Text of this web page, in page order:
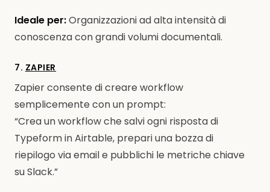
Ideale per:Organizzazioni ad alta intensità di
conoscenza con grandi volumi documentali.
7. ZAPIER
Zapier consente di creare workflow
semplicemente con un prompt:
“Crea un workflow che salvi ogni risposta di
Typeform in Airtable, prepari una bozza di
riepilogo via email e pubblichi le metriche chiave
su Slack.”